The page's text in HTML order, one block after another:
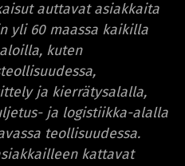
auttavat asiakkaita
yli 60 maassa kaikilla
kuten
ja kierrätysalalla,
ja logistiikka-alalla
teollisuudessa.
kattavat